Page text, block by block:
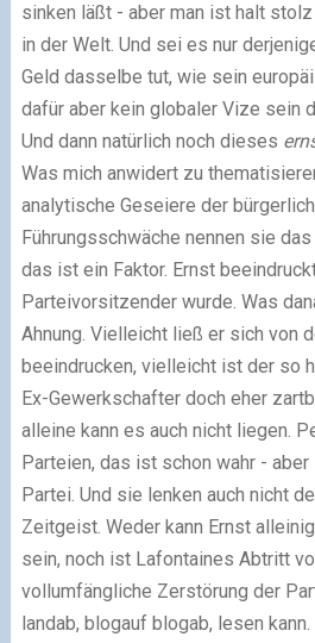
sinken läßt - aber man ist halt
in der Welt. Und sei es nur
Geld dasselbe tut, wie sein
dafür aber kein globaler Vize sein
Und dann natürlich noch dieses
Was mich anwidert zu
analytische Geseiere der
Führungsschwäche nennen sie das
das ist ein Faktor. Ernst
Parteivorsitzender wurde. Was
Ahnung. Vielleicht ließ er sich von
beeindrucken, vielleicht ist der so
Ex-Gewerkschafter doch eher
alleine kann es auch nicht liegen.
Parteien, das ist schon wahr -
Partei. Und sie lenken auch nicht
Zeitgeist. Weder kann Ernst
sein, noch ist Lafontaines Abtritt
vollumfängliche Zerstörung der
landab, blogauf blogab, lesen kann.